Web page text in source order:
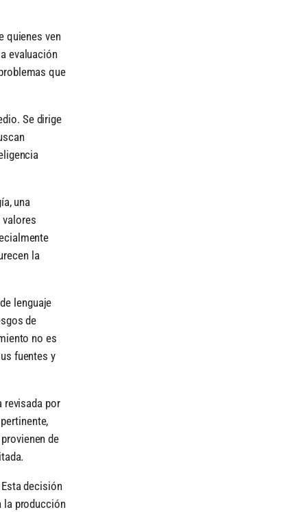
quienes ven
evaluación
que
Se dirige
una
la
lenguaje
de
no es
fuentes y
revisada por
de
decisión
la producción